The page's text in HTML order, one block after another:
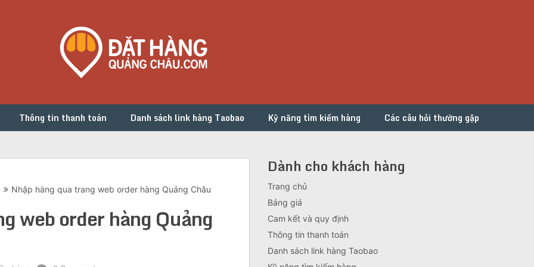
Thông tin thanh toán Danh sách link hàng Taobao Kỹ năng tìm kiếm hàng Các câu hỏi thường gặp
Nhập hàng qua trang web order hàng Quảng Châu
web order hàng Quảng
Dành cho khách hàng
Trang chủ
Bảng giá
Cam kết và quy định
Thông tin thanh toán
Danh sách link hàng Taobao